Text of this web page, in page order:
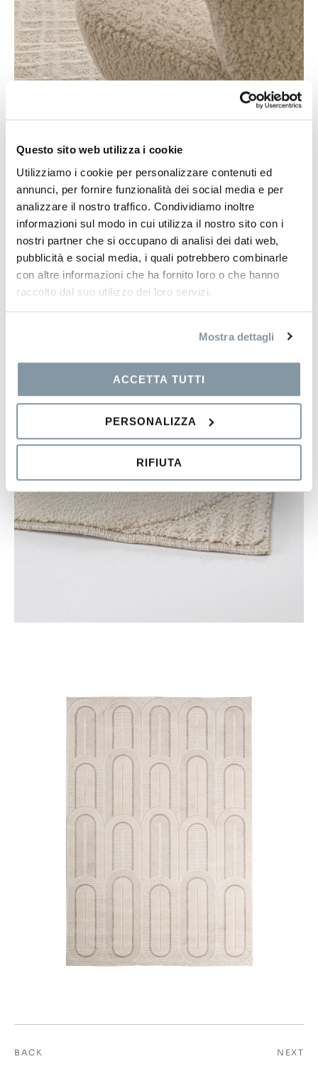
Questo sito web utilizza i cookie
Utilizziamo i cookie per personalizzare contenuti ed
annunci, per fornire funzionalità dei social media e per
analizzare il nostro traffico. Condividiamo inoltre
informazioni sul modo in cui utilizza il nostro sito con i
nostri partner che si occupano di analisi dei dati web,
pubblicità e social media, i quali potrebbero combinarle
con altre informazioni che ha fornito loro o che hanno
raccolto dal suo utilizzo dei loro servizi.
Mostra dettagli
ACCETTA TUTTI
PERSONALIZZA
RIFIUTA
BACK NEXT